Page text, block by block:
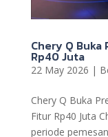
Chery Q
Rp40 Juta
22 May 2026 |
Chery Q Buka
Fitur Rp40 Juta
periode